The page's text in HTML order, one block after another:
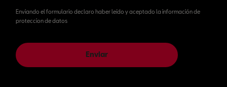
Enviando el formulario declaro haber leído y aceptado la información de
proteccion de datos
Enviar